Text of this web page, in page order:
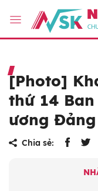
[Photo]
thứ 14
ương
Chia sẻ: